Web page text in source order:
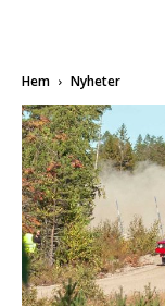
Hem Nyheter